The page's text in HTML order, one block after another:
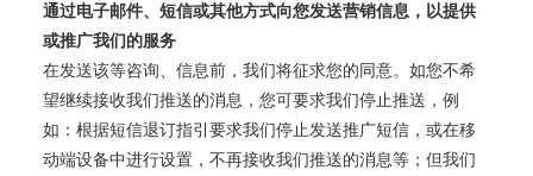
通过电子邮件、短信或其他方式向您发送营销信息，以提供
或推广我们的服务
在发送该等咨询、信息前，我们将征求您的同意。如您不希
望继续接收我们推送的消息，您可要求我们停止推送，例
如：根据短信退订指引要求我们停止发送推广短信，或在移
动端设备中进行设置，不再接收我们推送的消息等；但我们